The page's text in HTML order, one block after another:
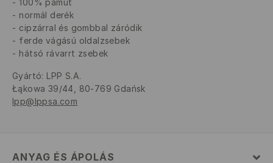
100% pamut
normál derék
cipzárral és gombbal záródik
ferde vágású oldalzsebek
hátsó rávarrt zsebek
Gyártó: LPP S.A.
Łąkowa 39/44, 80-769 Gdańsk
lpp@lppsa.com
ANYAG ÉS ÁPOLÁS